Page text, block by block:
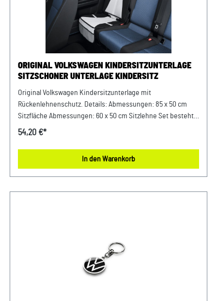
ORIGINAL VOLKSWAGEN KINDERSITZUNTERLAGE
SITZSCHONER UNTERLAGE KINDERSITZ
Original Volkswagen Kindersitzunterlage mit
Rückenlehnenschutz. Details: Abmessungen: 85 x 50 cm
Sitzfläche Abmessungen: 60 x 50 cm Sitzlehne Set besteht
aus zwei Teilen drei integrierte Netztaschen
Kunststoff Farbe: Schwarz / Grau
54,20 €*
In den Warenkorb